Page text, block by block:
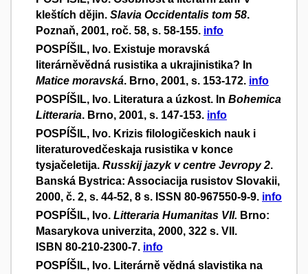
kleštích dějin. Slavia Occidentalis tom 58.
Poznaň, 2001, roč. 58, s. 58-155. info
POSPÍŠIL, Ivo. Existuje moravská
literárněvědná rusistika a ukrajinistika? In
Matice moravská. Brno, 2001, s. 153-172. info
POSPÍŠIL, Ivo. Literatura a úzkost. In Bohemica
Litteraria. Brno, 2001, s. 147-153. info
POSPÍŠIL, Ivo. Krizis filologičeskich nauk i
literaturovedčeskaja rusistika v konce
tysjačeletija. Russkij jazyk v centre Jevropy 2.
Banská Bystrica: Associacija rusistov Slovakii,
2000, č. 2, s. 44-52, 8 s. ISSN 80-967550-9-9. info
POSPÍŠIL, Ivo. Litteraria Humanitas VII. Brno:
Masarykova univerzita, 2000, 322 s. VII.
ISBN 80-210-2300-7. info
POSPÍŠIL, Ivo. Literárně vědná slavistika na